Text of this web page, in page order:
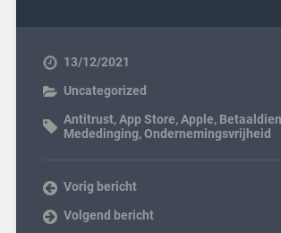
13/12/2021
Uncategorized
Antitrust,App Store,Apple,
Mededinging,Ondernemingsvrijheid
Vorig bericht
Volgend bericht